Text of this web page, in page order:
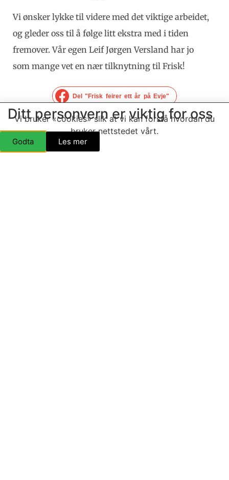
Vi ønsker lykke til videre med det viktige arbeidet,
og gleder oss til å følge litt ekstra med i tiden
fremover. Vår egen Leif Jørgen Versland har jo
som mange vet en nær tilknytning til Frisk!
Del "Frisk feirer ett år på Evje"
SIST OPPDATERT 14. AUGUST 2020 11:29
Ditt personvern er viktig for oss
Vi bruker «cookies» slik at vi kan forstå hvordan du
bruker nettstedet vårt.
Godta Les mer